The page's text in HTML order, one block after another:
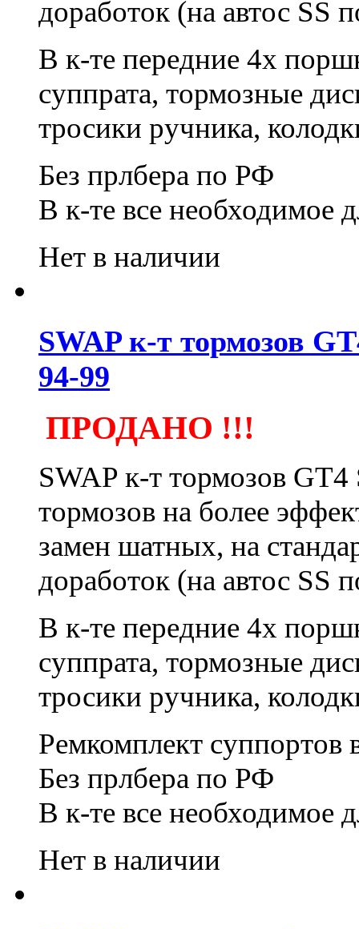
доработок (на автос SS
В к-те передние 4х
суппрата, тормозные
тросики ручника,
Без прлбера по РФ
В к-те все необходимое
Нет в наличии
SWAP к-т тормозов
94-99
ПРОДАНО !!!
SWAP к-т тормозов
тормозов на более
замен шатных, на
доработок (на автос SS
В к-те передние 4х
суппрата, тормозные
тросики ручника,
Ремкомплект суппортов
Без прлбера по РФ
В к-те все необходимое
Нет в наличии